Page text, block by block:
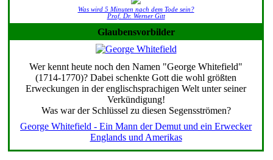
Was wird 5 Minuten nach dem Tode sein?
Prof. Dr. Werner Gitt
Glaubensvorbilder
Wer kennt heute noch den Namen "George Whitefield"
(1714-1770)? Dabei schenkte Gott die wohl größten
Erweckungen in der englischsprachigen Welt unter seiner
Verkündigung!
Was war der Schlüssel zu diesen Segensströmen?
George Whitefield - Ein Mann der Demut und ein Erwecker
Englands und Amerikas